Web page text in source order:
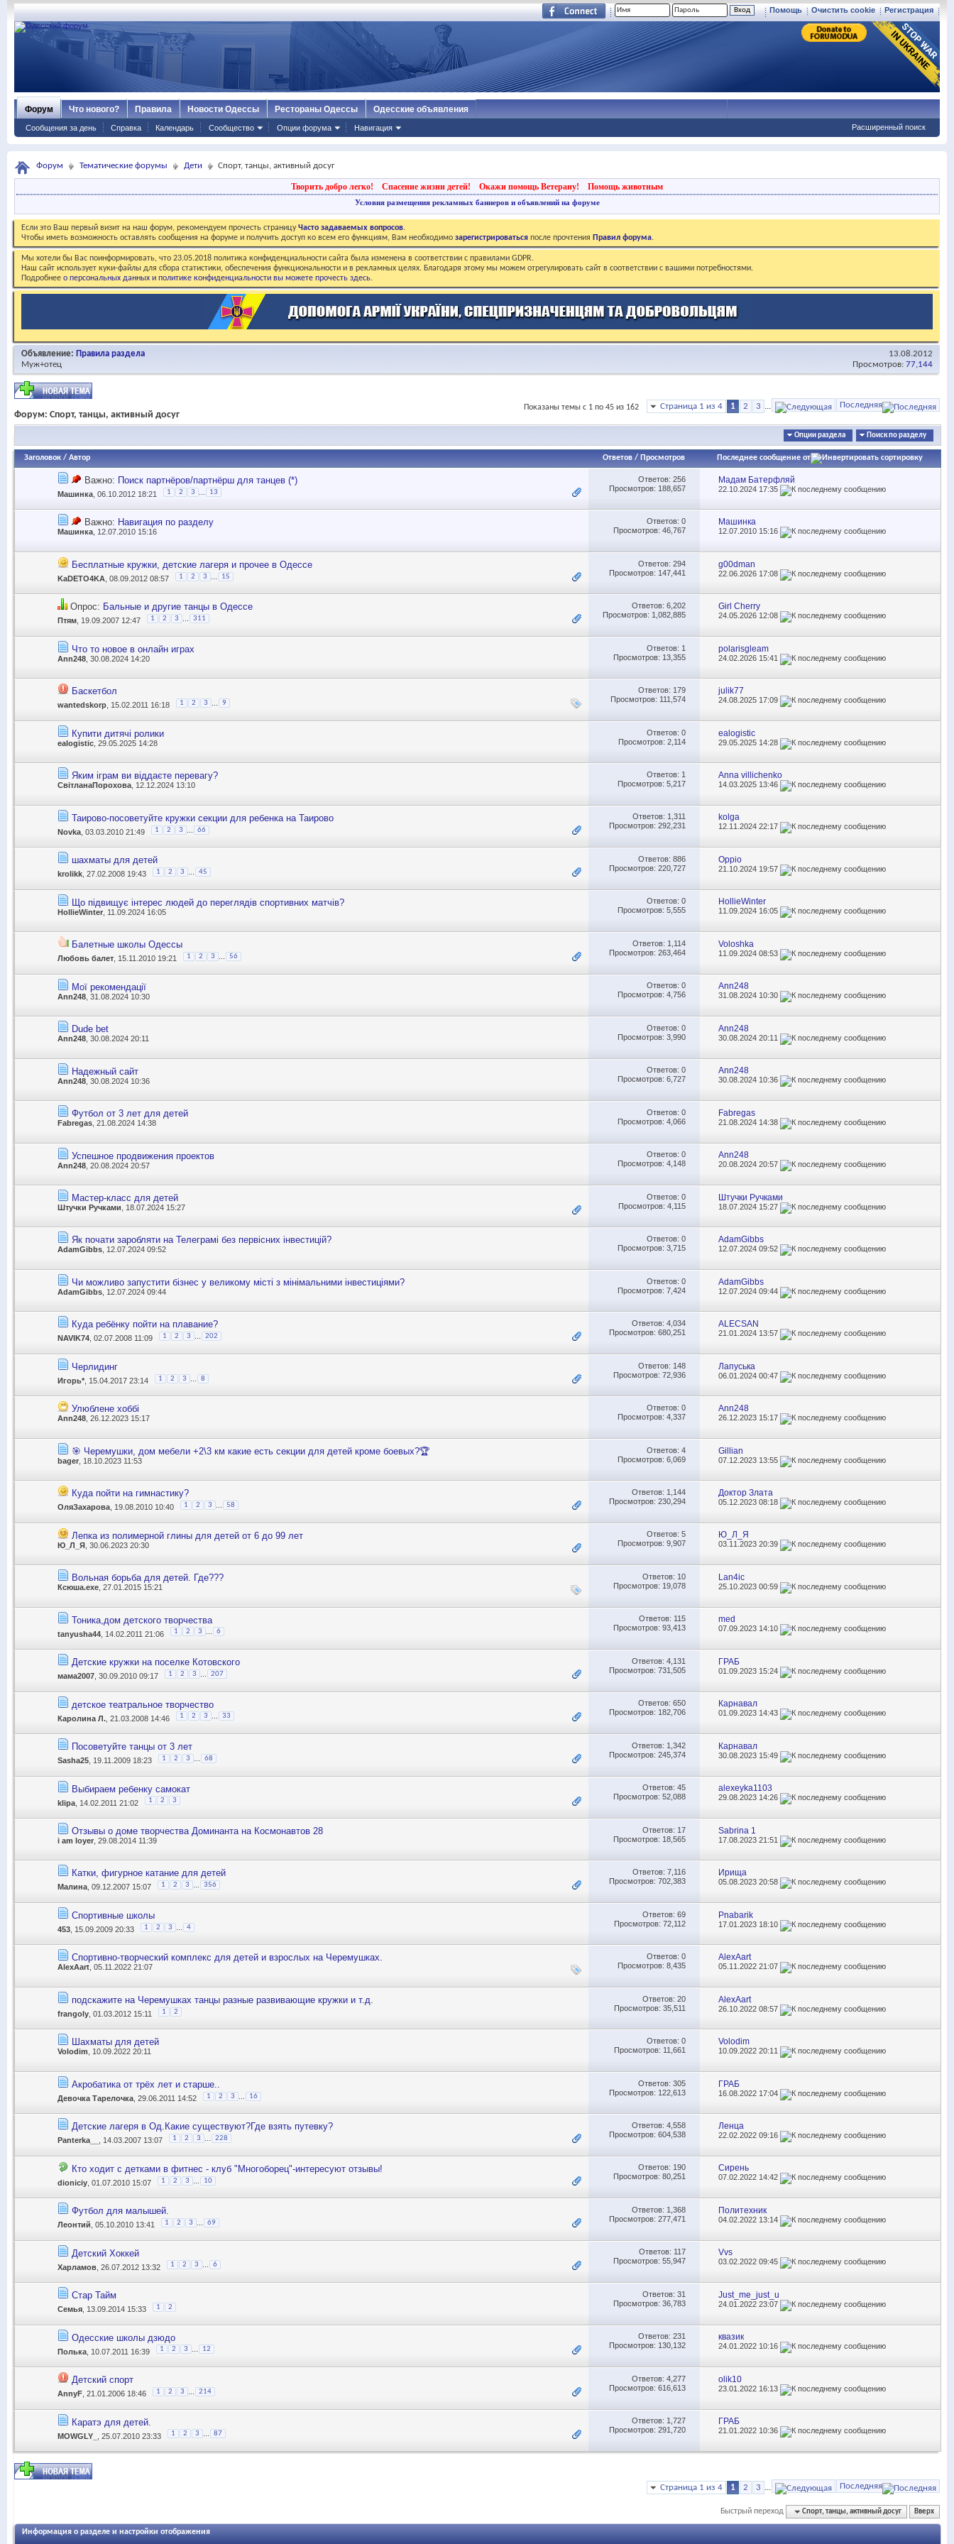
Регистрация
Очистить cookie
Помощь
Форум
Сообщения за день Справка Календарь Сообщество Опции форума Навигация
Что нового? Правила Новости Одессы Рестораны Одессы Одесские объявления
Расширенный поиск
Форум Тематические форумы Дети Спорт, танцы, активный досуг
Творить добро легко! Спасение жизни детей! Окажи помощь Ветерану! Помощь животным
Условия размещения рекламных баннеров и объявлений на форуме
Если это Ваш первый визит на наш форум, рекомендуем прочесть страницуЧасто задаваемых вопросов.
Чтобы иметь возможность оставлять сообщения на форуме и получить доступ ко всем его функциям, Вам необходимо зарегистрироваться после прочтения Правил форума.
Мы хотели бы Вас поинформировать, что 23.05.2018 политика конфиденциальности сайта была изменена в соответствии с правилами GDPR.
Наш сайт использует куки-файлы для сбора статистики, обеспечения функциональности и в рекламных целях. Благодаря этому мы можем отрегулировать сайт в соответствии с вашими потребностями.
Подробнее о персональных данных и политике конфиденциальности вы можете прочесть здесь.
Объявление: Правила раздела
Муж+отец
13.08.2012
Просмотров: 77,144
Страница 1 из 4 1 2 3 ... Последняя
Показаны темы с 1 по 45 из 162
Форум: Спорт, танцы, активный досуг
Опции раздела Поиск по разделу
Заголовок / Автор Ответов/ Просмотров Последнее сообщение от
Важно: Поиск партнёров/партнёрш для танцев (*)
Машинка , 06.10.2012 18:21 1 2 3 13
Ответов: 256
Просмотров: 188,657
Мадам Батерфляй
22.10.2024 17:35
Важно: Навигация по разделу
Машинка, 12.07.2010 15:16
Ответов: 0
Просмотров: 46,767
Машинка
12.07.2010 15:16
Бесплатные кружки, детские лагеря и прочее в Одессе
KaDETO4KA , 08.09.2012 08:57 1 2 3 15
Ответов: 294
Просмотров: 147,441
g00dman
22.06.2026 17:08
Опрос: Бальные и другие танцы в Одессе
Птям , 19.09.2007 12:47 1 2 3 311
Ответов: 6,202
Просмотров: 1,082,885
Girl Cherry
24.05.2026 12:08
Что то новое в онлайн играх
Ann248 , 30.08.2024 14:20
Ответов: 1
Просмотров: 13,355
polarisgleam
24.02.2026 15:41
Баскетбол
wantedskorp , 15.02.2011 16:18 1 2 3 9
Ответов: 179
Просмотров: 111,574
julik77
24.08.2025 17:09
Купити дитячі ролики
ealogistic , 29.05.2025 14:28
Ответов: 0
Просмотров: 2,114
ealogistic
29.05.2025 14:28
Яким іграм ви віддаєте перевагу?
СвітланаПорохова , 12.12.2024 13:10
Ответов: 1
Просмотров: 5,217
Anna villichenko
14.03.2025 13:46
Таирово-посоветуйте кружки секции для ребенка на Таирово
Novka , 03.03.2010 21:49 1 2 3 66
Ответов: 1,311
Просмотров: 292,231
kolga
12.11.202422:17
шахматы для детей
krolikk , 27.02.2008 19:43 1 2 3 45
Ответов: 886
Просмотров: 220,727
Oppio
21.10.2024 19:57
Що підвищує інтерес людей до переглядів спортивних матчів?
HollieWinter , 11.09.2024 16:05
Ответов: 0
Просмотров: 5,555
HollieWinter
11.09.202416:05
Балетные школы Одессы
Любовь балет , 15.11.2010 19:21 1 2 3 56
Ответов: 1,114
Просмотров: 263,464
Voloshka
11.09.202408:53
Мої рекомендації
Ann248 , 31.08.2024 10:30
Ответов: 0
Просмотров: 4,756
Ann248
31.08.2024 10:30
Dude bet
Ann248 , 30.08.2024 20:11
Ответов: 0
Просмотров: 3,990
Ann248
30.08.202420:11
Надежный сайт
Ann248 , 30.08.2024 10:36
Ответов: 0
Просмотров: 6,727
Ann248
30.08.2024 10:36
Футбол от 3 лет для детей
Fabregas , 21.08.2024 14:38
Ответов: 0
Просмотров: 4,066
Fabregas
21.08.2024 14:38
Успешное продвижения проектов
Ann248 , 20.08.2024 20:57
Ответов: 0
Просмотров: 4,148
Ann248
20.08.202420:57
Мастер-класс для детей
Штучки Ручками , 18.07.2024 15:27
Ответов: 0
Просмотров: 4,115
Штучки Ручками
18.07.2024 15:27
Як почати заробляти на Телеграмі без первісних інвестицій?
AdamGibbs, 12.07.2024 09:52
Ответов: 0
Просмотров: 3,715
AdamGibbs
12.07.202409:52
Чи можливо запустити бізнес у великому місті з мінімальними інвестиціями?
AdamGibbs , 12.07.2024 09:44
Ответов: 0
Просмотров: 7,424
AdamGibbs
12.07.202409:44
Куда ребёнку пойти на плавание?
NAVIK74 , 02.07.2008 11:09 1 2 3 202
Ответов: 4,034
Просмотров: 680,251
ALECSAN
21.01.2024 13:57
Черлидинг
Игорь* , 15.04.2017 23:14 1 2 3 8
Ответов: 148
Просмотров: 72,936
Лапуська
06.01.202400:47
Улюблене хоббі
Ann248 , 26.12.2023 15:17
Ответов: 0
Просмотров: 4,337
Ann248
26.12.2023 15:17
🎯 Черемушки, дом мебели +2\3 км какие есть секции для детей кроме боевых?🏆
bager , 18.10.2023 11:53
Ответов: 4
Просмотров: 6,069
Gillian
07.12.2023 13:55
Куда пойти на гимнастику?
ОляЗахарова , 19.08.2010 10:40 1 2 3 58
Ответов: 1,144
Просмотров: 230,294
Доктор Злата
05.12.202308:18
Лепка из полимерной глины для детей от 6 до 99 лет
Ю_Л_Я , 30.06.2023 20:30
Ответов: 5
Просмотров: 9,907
Ю_Л_Я
03.11.202320:39
Вольная борьба для детей. Где???
Ксюша.exe , 27.01.2015 15:21
Ответов: 10
Просмотров: 19,078
Lan4ic
25.10.202300:59
Тоника,дом детского творчества
tanyusha44 , 14.02.2011 21:06 1 2 3 ... 6
Ответов: 115
Просмотров: 93,413
med
07.09.2023 14:10
Детские кружки на поселке Котовского
мама2007 , 30.09.2010 09:17 1 2 3 207
Ответов: 4,131
Просмотров: 731,505
ГРАБ
01.09.2023 15:24
детское театральное творчество
Каролина Л. , 21.03.2008 14:46 1 2 3 33
Ответов: 650
Просмотров: 182,706
Карнавал
01.09.2023 14:43
Посоветуйте танцы от 3 лет
Sasha25 , 19.11.2009 18:23 1 2 3 68
Ответов: 1,342
Просмотров: 245,374
Карнавал
30.08.2023 15:49
Выбираем ребенку самокат
klipa , 14.02.2011 21:02 1 2 3
Ответов: 45
Просмотров: 52,088
alexeyka1103
29.08.2023 14:26
Отзывы о доме творчества Доминанта на Космонавтов 28
i am loyer , 29.08.2014 11:39
Ответов: 17
Просмотров: 18,565
Sabrina 1
17.08.202321:51
Катки, фигурное катание для детей
Малина , 09.12.2007 15:07 1 2 3 356
Ответов: 7,116
Просмотров: 702,383
Ирища
05.08.202320:58
Спортивные школы
453 , 15.09.2009 20:33 1 2 3 4
Ответов: 69
Просмотров: 72,112
Pnabarik
17.01.2023 18:10
Спортивно-творческий комплекс для детей и взрослых на Черемушках.
AlexAart, 05.11.2022 21:07
Ответов: 0
Просмотров: 8,435
AlexAart
05.11.202221:07
подскажите на Черемушках танцы разные развивающие кружки и т.д.
frangoly , 01.03.2012 15:11 1 2
Ответов: 20
Просмотров: 35,511
AlexAart
26.10.202208:57
Шахматы для детей
Volodim , 10.09.2022 20:11
Ответов: 0
Просмотров: 11,661
Volodim
10.09.202220:11
Акробатика от трёх лет и старше..
Девочка Тарелочка , 29.06.2011 14:52 1 2 3 16
Ответов: 305
Просмотров: 122,613
ГРАБ
16.08.2022 17:04
Детские лагеря в Од.Какие существуют?Где взять путевку?
Panterka__ , 14.03.2007 13:07 1 2 3 228
Ответов: 4,558
Просмотров: 604,538
Ленца
22.02.202209:16
Кто ходит с детками в фитнес - клуб "Многоборец"-интересуют отзывы!
dioniciy , 01.07.2010 15:07 1 2 3 10
Ответов: 190
Просмотров: 80,251
Cирень
07.02.202214:42
Футбол для малышей.
Леонтий , 05.10.2010 13:41 1 2 3 69
Ответов: 1,368
Просмотров: 277,471
Политехник
04.02.2022 13:14
Детский Хоккей
Харламов , 26.07.2012 13:32 1 2 3 ... 6
Ответов: 117
Просмотров: 55,947
Vvs
03.02.202209:45
Стар Тайм
Семья , 13.09.2014 15:33 1 2
Ответов: 31
Просмотров: 36,783
Just_me_just_u
24.01.202223:07
Одесские школы дзюдо
Полька , 10.07.2011 16:39 1 2 3 12
Ответов: 231
Просмотров: 130,132
квазик
24.01.2022 10:16
Детский спорт
AnnyF , 21.01.2006 18:46 1 2 3 214
Ответов: 4,277
Просмотров: 616,613
olik10
23.01.2022 16:13
Каратэ для детей.
MOWGLY_ , 25.07.2010 23:33 1 2 3 87
Ответов: 1,727
Просмотров: 291,720
ГРАБ
21.01.2022 10:36
Страница 1 из 4 1 2 3 ... Последняя
Быстрый переход Спорт, танцы, активный досуг Вверх
Информация о разделе и настройки отображения